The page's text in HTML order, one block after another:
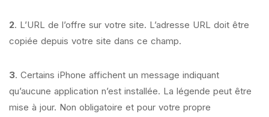
2. L’URL de l’offre sur votre site. L’adresse URL doit être
copiée depuis votre site dans ce champ.
3. Certains iPhone affichent un message indiquant
qu’aucune application n’est installée. La légende peut être
mise à jour. Non obligatoire et pour votre propre